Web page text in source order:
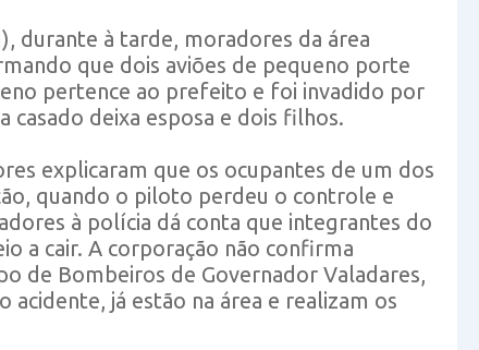
durante à tarde, moradores da área
que dois aviões de pequeno porte
pertence ao prefeito e foi invadido por
casado deixa esposa e dois filhos.
explicaram que os ocupantes de um dos
quando o piloto perdeu o controle e
à polícia dá conta que integrantes do
a cair. A corporação não confirma
de Bombeiros de Governador Valadares,
já estão na área e realizam os